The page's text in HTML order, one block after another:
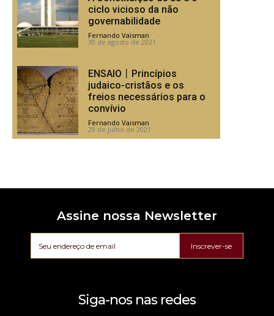
ciclo vicioso da não
governabilidade
Fernando Vaisman -
30 de agosto de 2021
ENSAIO丨Princípios
judaico-cristãos e os
freios necessários para o
convívio
Fernando Vaisman -
29 de julho de 2021
Assine nossa Newsletter
Inscrever-se
Siga-nos nas redes